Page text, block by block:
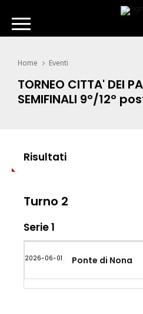
Home Eventi
TORNEO CITTA' DEI
SEMIFINALI 9°/12°
Risultati
Turno 2
Serie 1
2026-06-01 Ponte di Nona